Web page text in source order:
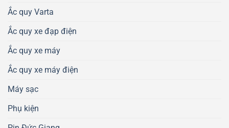
Ắc quy Varta
Ắc quy xe đạp điện
Ắc quy xe máy
Ắc quy xe máy điện
Máy sạc
Phụ kiện